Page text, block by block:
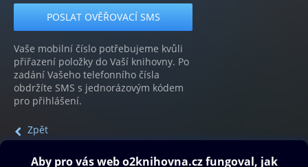
Vaše mobilní číslo potřebujeme kvůli
přiřazení položky do Vaší knihovny. Po
zadání Vašeho telefonního čísla
obdržíte SMS s jednorázovým kódem
pro přihlášení.
Zpět